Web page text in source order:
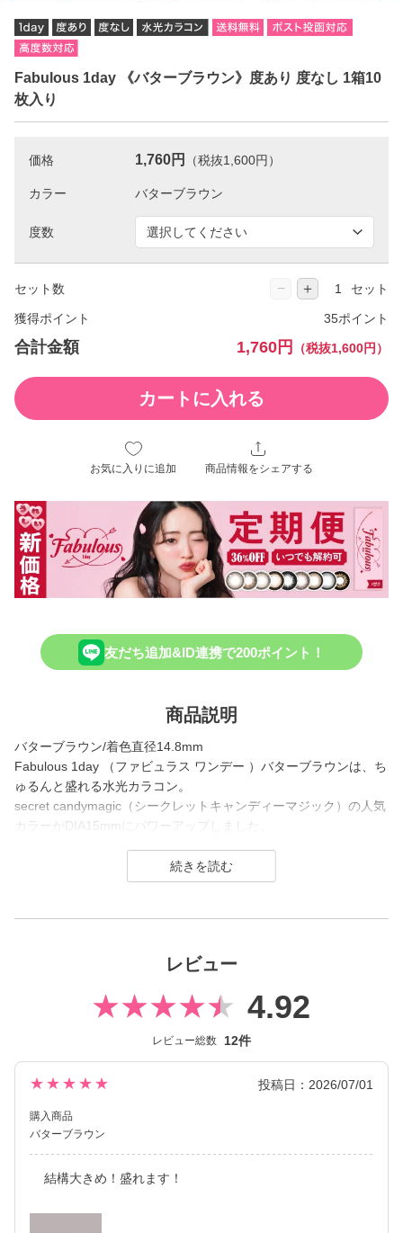
Fabulous 1day 《バターブラウン》度あり 度なし 1箱10
枚入り
価格 1,760円 （税抜1,600円）
カラー
度数
セット数 − ＋ セット
獲得ポイント 35ポイント
合計金額 1,760円 （税抜1,600円）
カートに入れる
お気に入りに追加 商品情報をシェアする
友だち追加&ID連携で200ポイント！
商品説明
バターブラウン/着色直径14.8mm
Fabulous 1day （ファビュラス ワンデー ）バターブラウンは、ち
ゅるんと盛れる水光カラコン。
secret candymagic（シークレットキャンディーマジック）の人気
カラーがDIA15mmにパワーアップしました。
組み合わせで、可愛らしい雰囲気の丸目を演出します。
うるっとした瞳を叶える、人気デザインです。
ユーザーの「もっと盛りたい！」という要望にお応えし、
から厳選した人気カラーをDIA15mmにサイズアップしています。
これまで1monthのみの展開だったFabulousは、2025年に大幅リ
ニューアル。
パッケージとロゴを一新し、さらに待望の Fabulous 1day が新登
1dayシリーズの着色直径は全カラー共通で国内最大※の14.8m
m。
な盛れ感を叶えます。
レビュー
4.92
レビュー総数 12件
★★★★★ 投稿日：2026/07/01
購入商品
バターブラウン
結構大きめ！盛れます！